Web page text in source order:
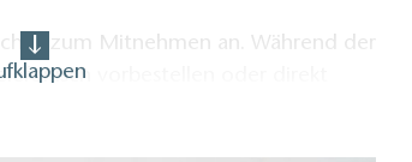
zum Mitnehmen an. Während der
vorbestellen oder direkt